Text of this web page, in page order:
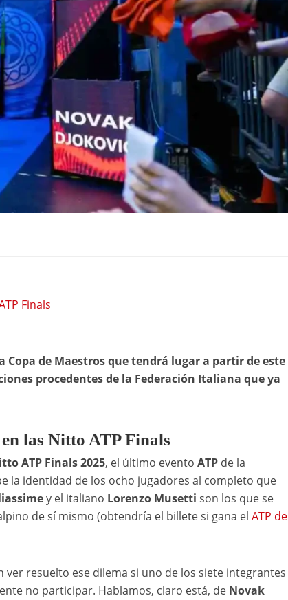
Finals
de Maestros que tendrá lugar a partir de este
procedentes de la Federación Italiana que ya
las Nitto ATP Finals
ATP Finals 2025, el último evento ATPde la
la identidad de los ocho jugadores al completo que
y el italiano Lorenzo Musetti son los que se
de sí mismo (obtendría el billete si gana el ATP de
resuelto ese dilema si uno de los siete integrantes
no participar. Hablamos, claro está, deNovak